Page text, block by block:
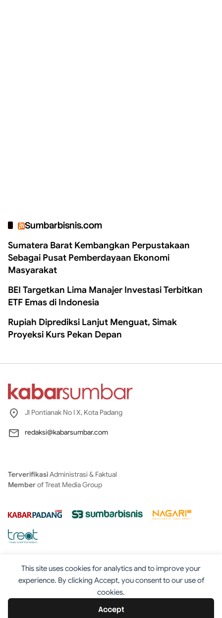
This site uses cookies for analytics and to improve your
experience. By clicking Accept, you consent to our use of
cookies.
Accept
Sumbarbisnis.com
Sumatera Barat Kembangkan Perpustakaan
Sebagai Pusat Pemberdayaan Ekonomi
Masyarakat
BEI Targetkan Lima Manajer Investasi Terbitkan
ETF Emas di Indonesia
Rupiah Diprediksi Lanjut Menguat, Simak
Proyeksi Kurs Pekan Depan
Jl Pontianak No I X, Kota Padang
redaksi@kabarsumbar.com
TerverifikasiAdministrasi & Faktual
Memberof Treat Media Group
Tentang Redaksi Kontak Disclaimer
Iklan